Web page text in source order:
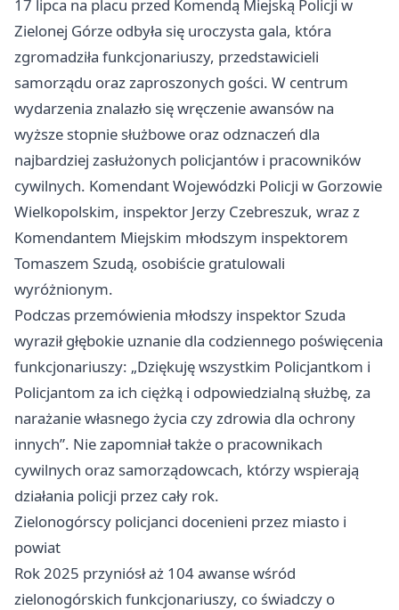
17 lipca na placu przed Komendą Miejską Policji w
Zielonej Górze odbyła się uroczysta gala, która
zgromadziła funkcjonariuszy, przedstawicieli
samorządu oraz zaproszonych gości. W centrum
wydarzenia znalazło się wręczenie awansów na
wyższe stopnie służbowe oraz odznaczeń dla
najbardziej zasłużonych policjantów i pracowników
cywilnych. Komendant Wojewódzki Policji w Gorzowie
Wielkopolskim, inspektor Jerzy Czebreszuk, wraz z
Komendantem Miejskim młodszym inspektorem
Tomaszem Szudą, osobiście gratulowali
wyróżnionym.
Podczas przemówienia młodszy inspektor Szuda
wyraził głębokie uznanie dla codziennego poświęcenia
funkcjonariuszy: „Dziękuję wszystkim Policjantkom i
Policjantom za ich ciężką i odpowiedzialną służbę, za
narażanie własnego życia czy zdrowia dla ochrony
innych”. Nie zapomniał także o pracownikach
cywilnych oraz samorządowcach, którzy wspierają
działania policji przez cały rok.
Zielonogórscy policjanci docenieni przez miasto i
powiat
Rok 2025 przyniósł aż 104 awanse wśród
zielonogórskich funkcjonariuszy, co świadczy o